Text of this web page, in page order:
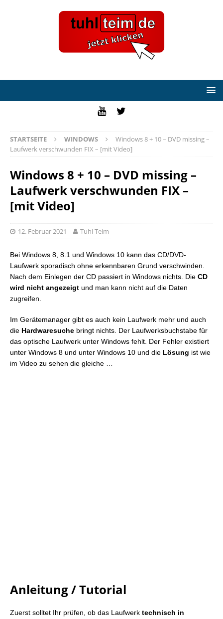
STARTSEITE WINDOWS
Windows 8 + 10 – DVD missing –
Laufwerk verschwunden FIX – [mit Video]
Windows 8 + 10 – DVD missing –
Laufwerk verschwunden FIX –
[mit Video]
12. Februar 2021 Tuhl Teim
Bei Windows 8, 8.1 und Windows 10 kann das CD/DVD-
Laufwerk sporadisch ohne erkennbaren Grund verschwinden.
Nach dem Einlegen der CD passiert in Windows nichts. Die CD
wird nicht angezeigt und man kann nicht auf die Daten
zugreifen.
Im Gerätemanager gibt es auch kein Laufwerk mehr und auch
die Hardwaresuche bringt nichts. Der Laufwerksbuchstabe für
das optische Laufwerk unter Windows fehlt. Der Fehler existiert
unter Windows 8 und unter Windows 10 und die Lösung ist wie
im Video zu sehen die gleiche …
Anleitung / Tutorial
Zuerst solltet Ihr prüfen, ob das Laufwerk technisch in